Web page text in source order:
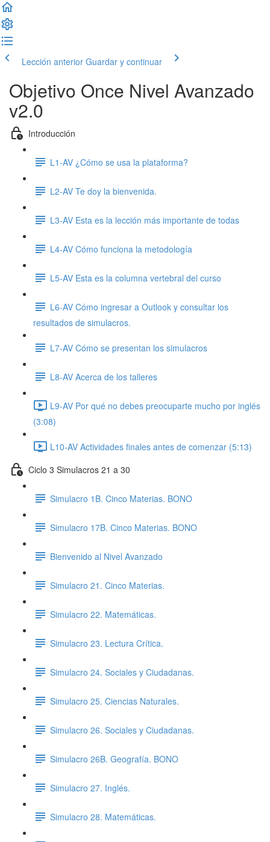
Lección anterior Guardar y continuar
Objetivo Once Nivel Avanzado
v2.0
Introducción
L1-AV ¿Cómo se usa la plataforma?
L2-AV Te doy la bienvenida.
L3-AV Esta es la lección más importante de todas
L4-AV Cómo funciona la metodología
L5-AV Esta es la columna vertebral del curso
L6-AV Cómo ingresar a Outlook y consultar los
resultados de simulacros.
L7-AV Cómo se presentan los simulacros
L8-AV Acerca de los talleres
L9-AV Por qué no debes preocuparte mucho por inglés
(3:08)
L10-AV Actividades finales antes de comenzar (5:13)
Ciclo 3 Simulacros 21 a 30
Simulacro 1B. Cinco Materias. BONO
Simulacro 17B. Cinco Materias. BONO
Bienvenido al Nivel Avanzado
Simulacro 21. Cinco Materias.
Simulacro 22. Matemáticas.
Simulacro 23. Lectura Crítica.
Simulacro 24. Sociales y Ciudadanas.
Simulacro 25. Ciencias Naturales.
Simulacro 26. Sociales y Ciudadanas.
Simulacro 26B. Geografía. BONO
Simulacro 27. Inglés.
Simulacro 28. Matemáticas.